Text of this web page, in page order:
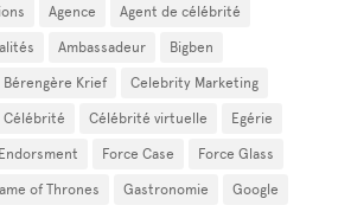
Agence Agent de célébrité
Ambassadeur Bigben
Bérengère Krief Celebrity Marketing
Célébrité Célébrité virtuelle Egérie
Endorsment Force Case Force Glass
of Thrones Gastronomie Google